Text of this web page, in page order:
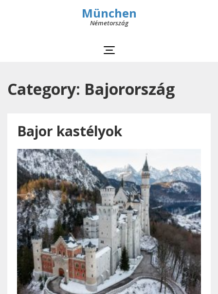
München
Németország
Category: Bajorország
Bajor kastélyok